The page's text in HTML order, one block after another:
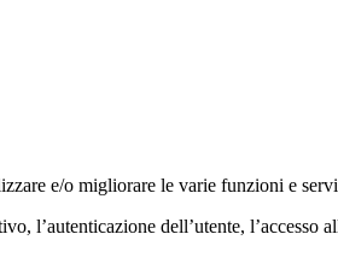
e/o migliorare le varie funzioni e
l’autenticazione dell’utente,